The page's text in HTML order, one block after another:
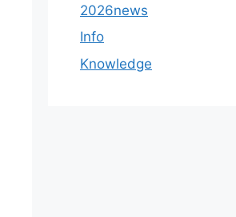
2026news
Info
Knowledge